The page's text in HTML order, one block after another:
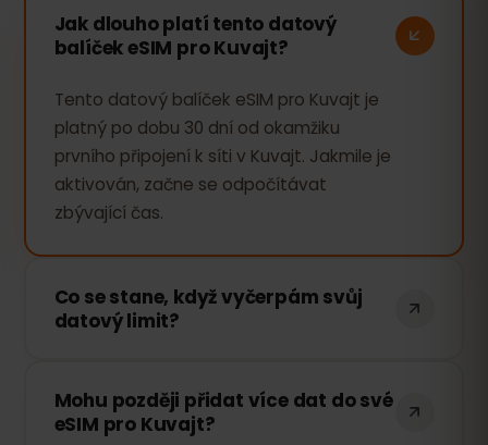
Jak dlouho platí tento datový
balíček eSIM pro Kuvajt?
Tento datový balíček eSIM pro Kuvajt je
platný po dobu 30 dní od okamžiku
prvního připojení k síti v Kuvajt. Jakmile je
aktivován, začne se odpočítávat
zbývající čas.
Co se stane, když vyčerpám svůj
datový limit?
připojení bude pozastaveno. Můžete si
však snadno dokoupit další data
Mohu později přidat více dat do své
eSIM pro Kuvajt?